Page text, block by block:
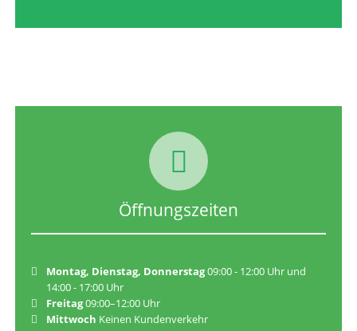
Öffnungszeiten
Montag, Dienstag, Donnerstag09:00 - 12:00 Uhr und
14:00 - 17:00 Uhr
Freitag09:00–12:00 Uhr
Mittwoch Keinen Kundenverkehr